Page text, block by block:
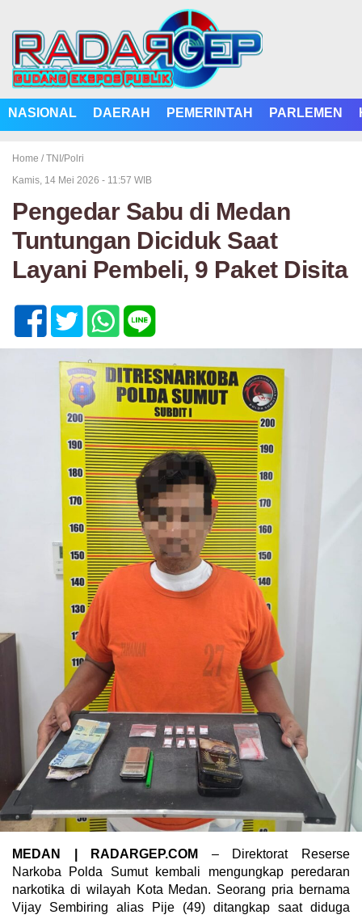
NASIONAL DAERAH PEMERINTAH PARLEMEN
Home / TNI/Polri
Kamis, 14 Mei 2026 - 11:57 WIB
Pengedar Sabu di Medan
Tuntungan Diciduk Saat
Layani Pembeli, 9 Paket Disita
MEDAN | RADARGEP.COM – Direktorat Reserse
Narkoba Polda Sumut kembali mengungkap peredaran
narkotika di wilayah Kota Medan. Seorang pria bernama
Vijay Sembiring alias Pije (49) ditangkap saat diduga